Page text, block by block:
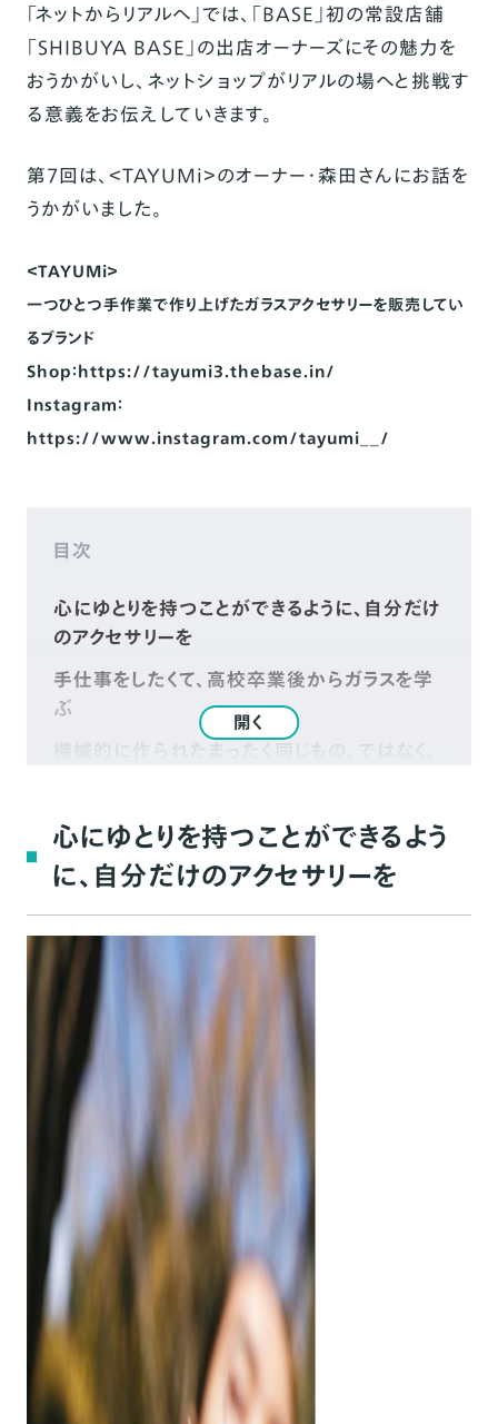
「ネットからリアルへ」では、「BASE 」初の常設店舗
「SHIBUYA BASE」の出店オーナーズにその魅力を
おうかがいし、ネットショップがリアルの場へと挑戦す
る意義をお伝えしていきます。
第7回は、＜TAYUMi＞のオーナー・森田さんにお話を
うかがいました。
＜TAYUMi＞
一つひとつ手作業で作り上げたガラスアクセサリーを販売してい
るブランド
Shop：https://tayumi3.thebase.in/
Instagram：
https://www.instagram.com/tayumi__/
目次
心にゆとりを持つことができるように、自分だけ
のアクセサリーを
手仕事をしたくて、高校卒業後からガラスを学
ぶ
自分の部屋を改造して、ガラスを溶かして製
作
直接見てもらう機会がほしいと思ったとき、偶
然見つけた「SHIBUYA BASE」
今後もオフラインでの販売を続けていきたい
自分のできる範囲でブランドを運営して、いつか
東京で実店舗を持ちたい
開く
心にゆとりを持つことができるよう
に、自分だけのアクセサリーを